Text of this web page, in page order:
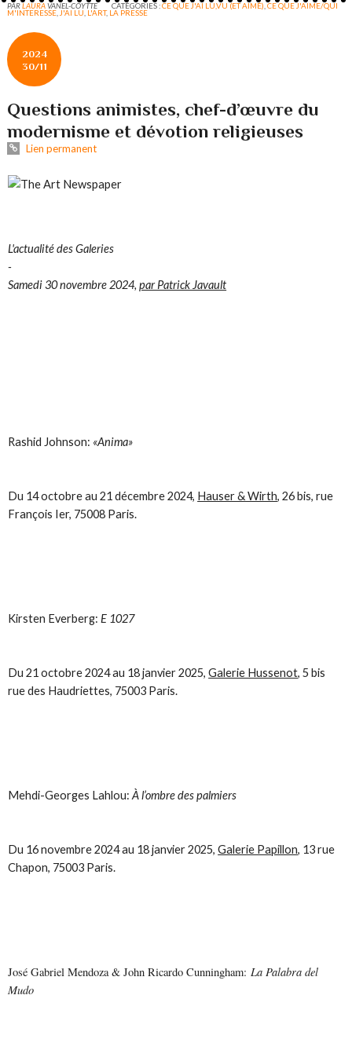
PARLAURAVANEL-COYTTE CATÉGORIES :CE QUE J'AI LU,VU (ET AIMÉ) ,CE QUE J'AIME/QUI
M'INTERESSE J'AI LU L'ART, LA PRESSE
2024
30/11
Questions animistes, chef-d’œuvre du
modernisme et dévotion religieuses
Lien permanent
L'actualité des Galeries
-
Samedi 30 novembre 2024,par Patrick Javault
Rashid Johnson: «Anima»
Du 14 octobre au 21 décembre 2024, Hauser & Wirth, 26 bis, rue
François Ier, 75008 Paris.
Kirsten Everberg:E 1027
Du 21 octobre 2024 au 18 janvier 2025,Galerie Hussenot, 5 bis
rue des Haudriettes, 75003 Paris.
Mehdi-Georges Lahlou:À l’ombre des palmiers
Du 16 novembre 2024 au 18 janvier 2025,Galerie Papillon, 13 rue
Chapon, 75003 Paris.
José Gabriel Mendoza & John Ricardo Cunningham:La Palabra del
Mudo